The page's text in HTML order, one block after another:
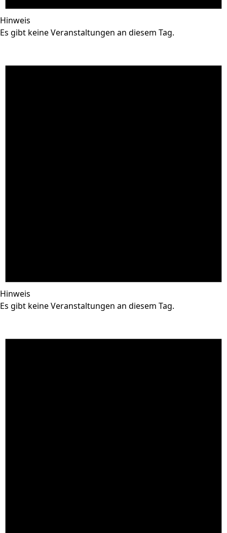
Hinweis
Es gibt keine Veranstaltungen an diesem Tag.
Hinweis
Es gibt keine Veranstaltungen an diesem Tag.